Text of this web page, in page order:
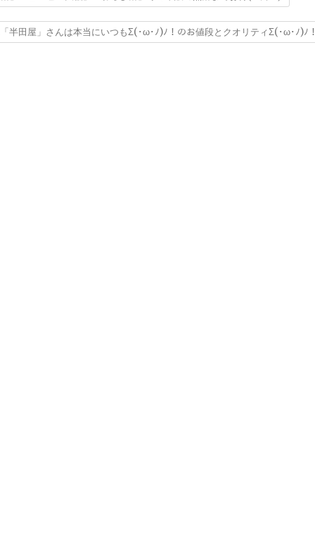
半田屋」さんは本当にいつもΣ(･ω･ﾉ)ﾉ！のお値段とクオリティΣ(･ω･ﾉ)ﾉ！